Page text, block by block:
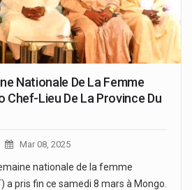
Nationale De La Femme
Chef-Lieu De La Province Du
Mar 08, 2025
nationale de la femme
a pris fin ce samedi 8 mars à Mongo.